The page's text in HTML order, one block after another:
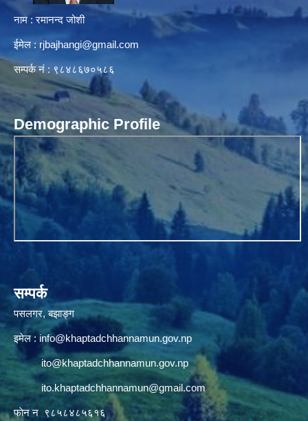
नाम : रमानन्द जोशी
ईमेल : rjbajhangi@gmail.com
सम्पर्क नं : ९८४८६७०५८६
Demographic Profile
सम्पर्क
पसलगर, बझाङ्ग
इमेल : info@khaptadchhannamun.gov.np
ito@khaptadchhannamun.gov.np
ito.khaptadchhannamun@gmail.com
फाेन न‌‍‍ ९८५८४८५६१६